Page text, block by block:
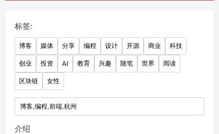
标签:
博客 媒体 分享 编程 设计 开源 商业 科技
创业 投资 AI 教育 兴趣 随笔 世界 阅读
区块链 女性
介绍